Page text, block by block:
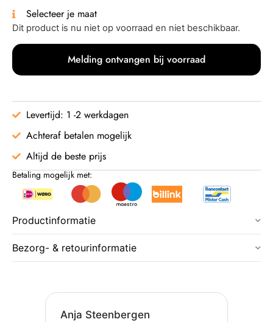
Selecteer je maat
Dit product is nu niet op voorraad en niet beschikbaar.
Melding ontvangen bij voorraad
Levertijd: 1 -2 werkdagen
Achteraf betalen mogelijk
Altijd de beste prijs
Betaling mogelijk met:
Productinformatie
Bezorg- & retourinformatie